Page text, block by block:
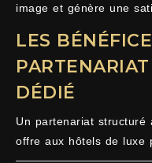
image et génère une
LES
DÉDIÉ
Un partenariat structuré
offre aux hôtels de luxe